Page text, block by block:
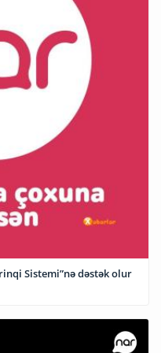
Sistemi”nə dəstək olur